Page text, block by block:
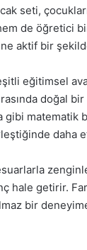
seti,
de öğretici
aktif bir
eğitimsel
doğal
gibi
daha
hale getirir.
bir